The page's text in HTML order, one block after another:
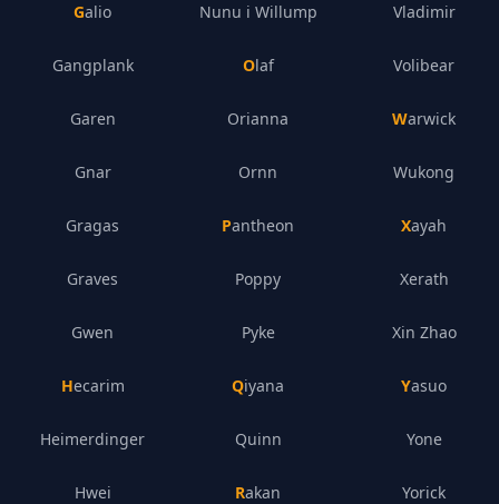
Galio
Gangplank
Garen
Gnar
Gragas
Graves
Gwen
Hecarim
Heimerdinger
Hwei
Nunu i Willump
Olaf
Orianna
Ornn
Pantheon
Poppy
Pyke
Qiyana
Quinn
Rakan
Vladimir
Volibear
Warwick
Wukong
Xayah
Xerath
Xin Zhao
Yasuo
Yone
Yorick